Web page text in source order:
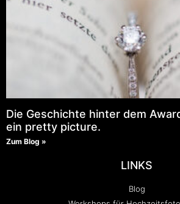
Die Geschichte hinter dem
ein pretty picture.
Zum Blog »
LINKS
Blog